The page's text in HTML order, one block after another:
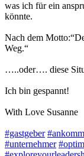
was ich für ein
könnte.
Nach dem
Weg.“
…..oder…. diese
Ich bin gespannt!
With Love Susanne
#gastgeber
#unternehmer